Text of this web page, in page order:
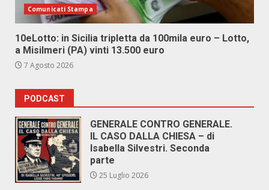
Comunicati Stampa
10eLotto: in Sicilia tripletta da 100mila euro – Lotto,
a Misilmeri (PA) vinti 13.500 euro
7 Agosto 2026
PODCAST
GENERALE CONTRO GENERALE.
IL CASO DALLA CHIESA – di
Isabella Silvestri. Seconda
parte
25 Luglio 2026